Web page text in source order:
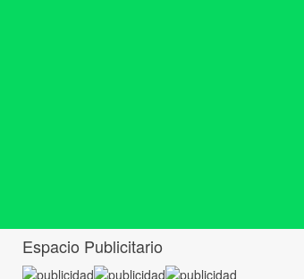
Espacio Publicitario